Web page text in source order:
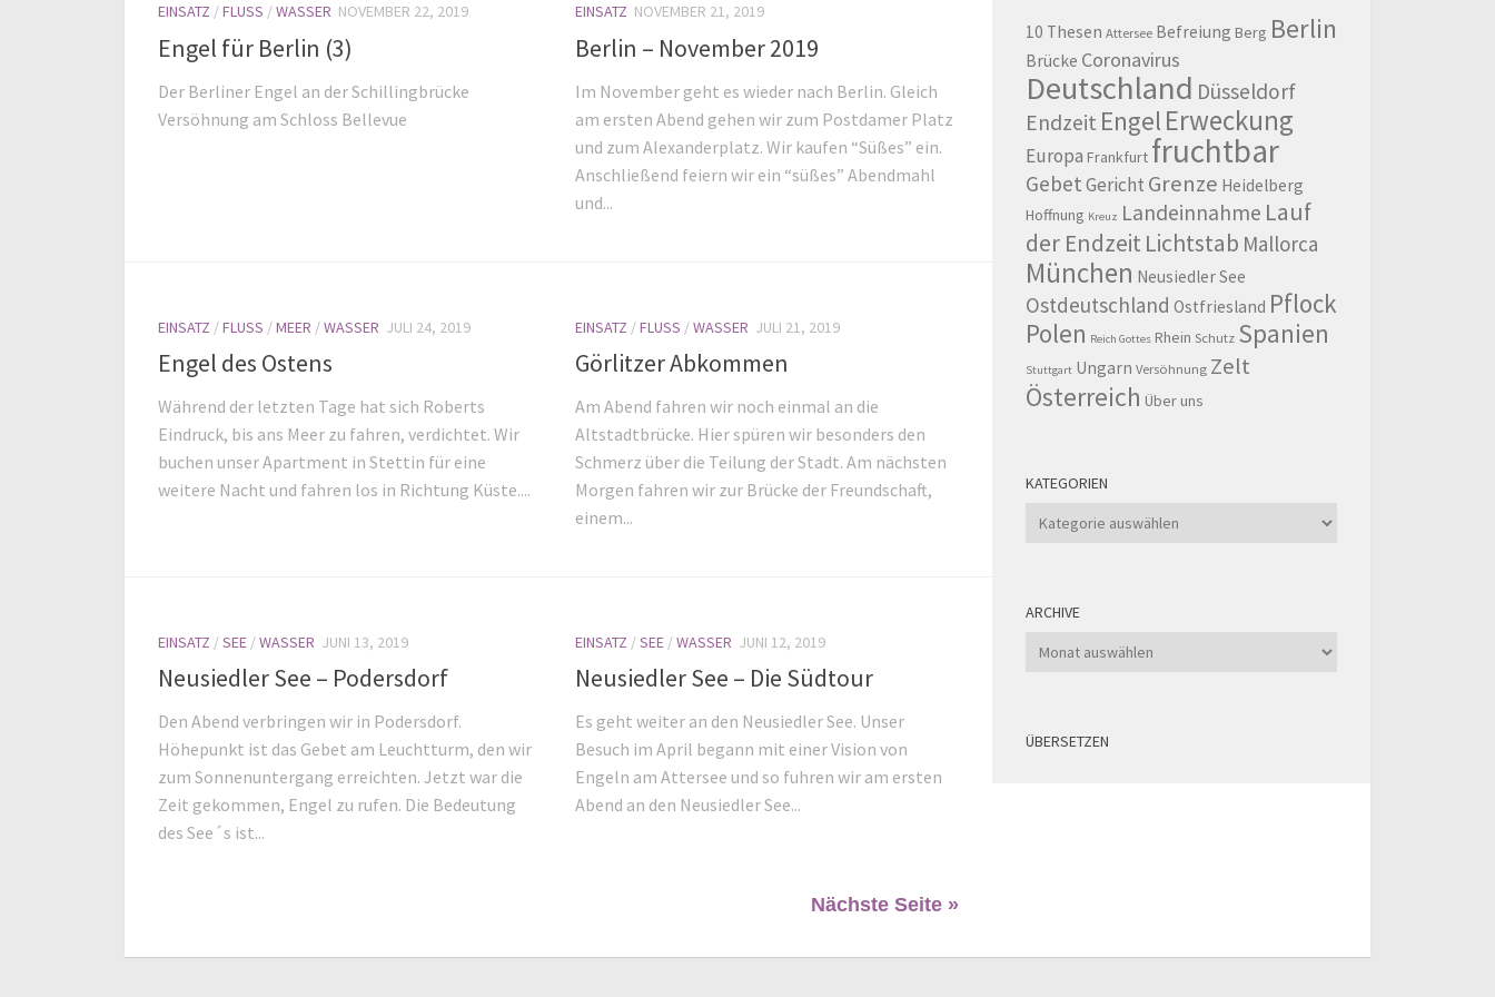
EINSATZ /FLUSS /WASSER NOVEMBER 22, 2019
Engel für Berlin (3)
Der Berliner Engel an der Schillingbrücke
Versöhnung am Schloss Bellevue
EINSATZ NOVEMBER 21, 2019
Berlin – November 2019
Im November geht es wieder nach Berlin. Gleich
am ersten Abend gehen wir zum Postdamer Platz
und zum Alexanderplatz. Wir kaufen “Süßes” ein.
Anschließend feiern wir ein “süßes” Abendmahl
und...
EINSATZ /FLUSS /MEER /WASSER JULI 24, 2019
Engel des Ostens
Während der letzten Tage hat sich Roberts
Eindruck, bis ans Meer zu fahren, verdichtet. Wir
buchen unser Apartment in Stettin für eine
weitere Nacht und fahren los in Richtung Küste....
EINSATZ /FLUSS /WASSER JULI 21, 2019
Görlitzer Abkommen
Am Abend fahren wir noch einmal an die
Altstadtbrücke. Hier spüren wir besonders den
Schmerz über die Teilung der Stadt. Am nächsten
Morgen fahren wir zur Brücke der Freundschaft,
einem...
EINSATZ /SEE /WASSER JUNI 13, 2019
Neusiedler See – Podersdorf
Den Abend verbringen wir in Podersdorf.
Höhepunkt ist das Gebet am Leuchtturm, den wir
zum Sonnenuntergang erreichten. Jetzt war die
Zeit gekommen, Engel zu rufen. Die Bedeutung
des See´s ist...
EINSATZ /SEE /WASSER JUNI 12, 2019
Neusiedler See – Die Südtour
Es geht weiter an den Neusiedler See. Unser
Besuch im April begann mit einer Vision von
Engeln am Attersee und so fuhren wir am ersten
Abend an den Neusiedler See...
Nächste Seite »
10 Thesen Attersee Befreiung Berg Berlin
Brücke Coronavirus
Deutschland Düsseldorf
Endzeit Engel Erweckung
Europa Frankfurt fruchtbar
GebetGericht Grenze Heidelberg
Hoffnung Kreuz Landeinnahme Lauf
der Endzeit Lichtstab Mallorca
München Neusiedler See
Ostdeutschland Ostfriesland Pflock
Polen Reich Gottes Rhein Schutz Spanien
Stuttgart Ungarn Versöhnung Zelt
Österreich Über uns
KATEGORIEN
Kategorien
ARCHIVE
Archive
ÜBERSETZEN